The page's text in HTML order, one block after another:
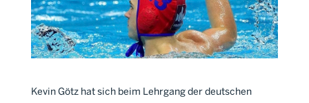
Kevin Götz hat sich beim Lehrgang der deutschen